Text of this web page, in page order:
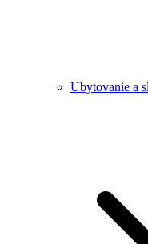
Ubytovanie a